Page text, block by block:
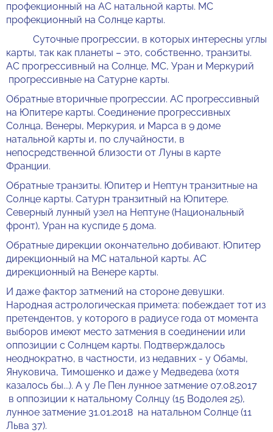
профекционный на АС натальной карты. МС
профекционный на Солнце карты.
Суточные прогрессии, в которых интересны углы
карты, так как планеты – это, собственно, транзиты.
АС прогрессивный на Солнце, МС, Уран и Меркурий
прогрессивные на Сатурне карты.
Обратные вторичные прогрессии. АС прогрессивный
на Юпитере карты. Соединение прогрессивных
Солнца, Венеры, Меркурия, и Марса в 9 доме
натальной карты и, по случайности, в
непосредственной близости от Луны в карте
Франции.
Обратные транзиты. Юпитер и Нептун транзитные на
Солнце карты. Сатурн транзитный на Юпитере.
Северный лунный узел на Нептуне (Национальный
фронт), Уран на куспиде 5 дома.
Обратные дирекции окончательно добивают. Юпитер
дирекционный на МС натальной карты. АС
дирекционный на Венере карты.
И даже фактор затмений на стороне девушки.
Народная астрологическая примета: побеждает тот из
претендентов, у которого в радиусе года от момента
выборов имеют место затмения в соединении или
оппозиции с Солнцем карты. Подтверждалось
неоднократно, в частности, из недавних - у Обамы,
Януковича, Тимошенко и даже у Медведева (хотя
казалось бы...). А у Ле Пен лунное затмение 07.08.2017
в оппозиции к натальному Солнцу (15 Водолея 25),
лунное затмение 31.01.2018 на натальном Солнце (11
Льва 37).